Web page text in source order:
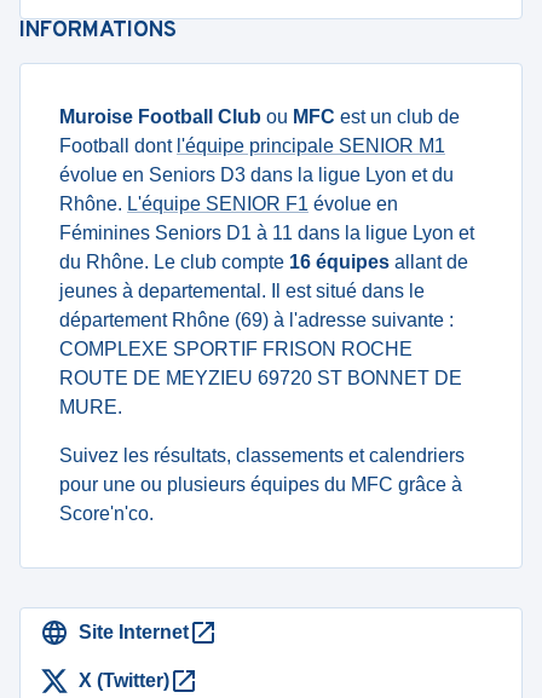
INFORMATIONS
Muroise Football Club ou MFC est un club de
Football dont l'équipe principale SENIOR M1
évolue en Seniors D3 dans la ligue Lyon et du
Rhône. L'équipe SENIOR F1 évolue en
Féminines Seniors D1 à 11 dans la ligue Lyon et
du Rhône. Le club compte 16 équipes allant de
jeunes à departemental. Il est situé dans le
département Rhône (69) à l'adresse suivante :
COMPLEXE SPORTIF FRISON ROCHE
ROUTE DE MEYZIEU 69720 ST BONNET DE
MURE.
Suivez les résultats, classements et calendriers
pour une ou plusieurs équipes du MFC grâce à
Score'n'co.
Site Internet
X (Twitter)